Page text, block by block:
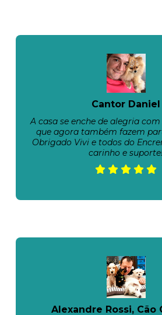
Cantor Daniel
A casa se enche de alegria
que agora também fazem
Obrigado Vivi e todos do
carinho e
Alexandre Rossi, Cão